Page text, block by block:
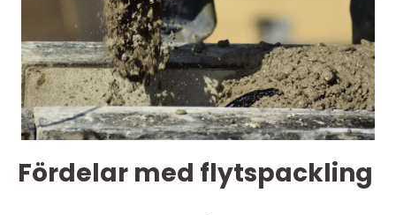
Fördelar med flytspackling